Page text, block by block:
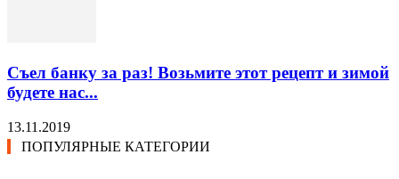
Съел банку за раз! Возьмите этот рецепт и зимой
будете нас...
13.11.2019
ПОПУЛЯРНЫЕ КАТЕГОРИИ